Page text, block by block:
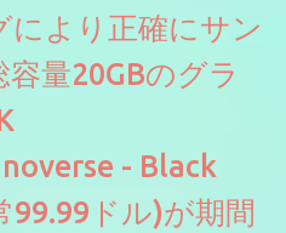
により正確にサン
量20GBのグラ
- Black
99.99ドル)が期間